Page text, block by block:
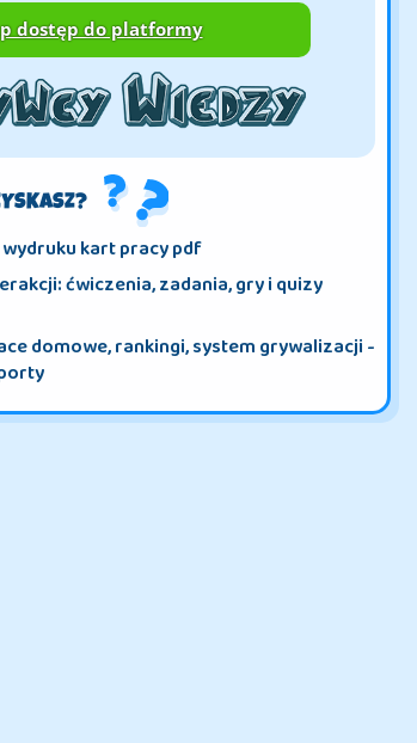
dostęp do platformy
kart pracy pdf
ćwiczenia, zadania, gry i quizy
domowe, rankingi, system grywalizacji -